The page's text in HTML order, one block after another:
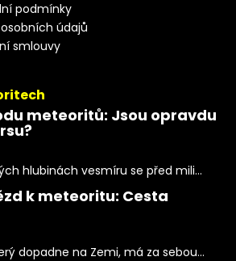
podmínky
údajů
smlouvy
meteoritů: Jsou opravdu
hlubinách vesmíru se před mili...
k meteoritu: Cesta
dopadne na Zemi, má za sebou...